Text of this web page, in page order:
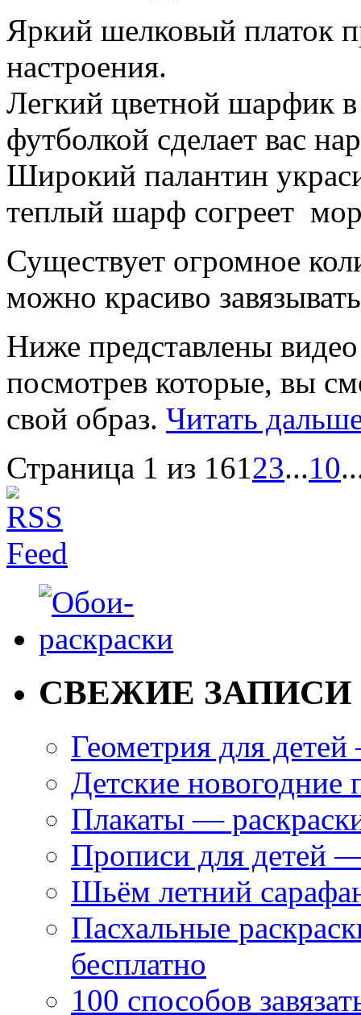
Яркий шелковый платок
настроения.
Легкий цветной шарфик
футболкой сделает вас
Широкий палантин
теплый шарф согреет
Существует огромное
можно красиво
Ниже представлены
посмотрев которые, вы
свой образ. Читать
Страница 1 из 16123...10
СВЕЖИЕ ЗАПИСИ
Геометрия для
Детские новогодние
Плакаты —
Прописи для детей
Шьём летний
Пасхальные
бесплатно
100 способов